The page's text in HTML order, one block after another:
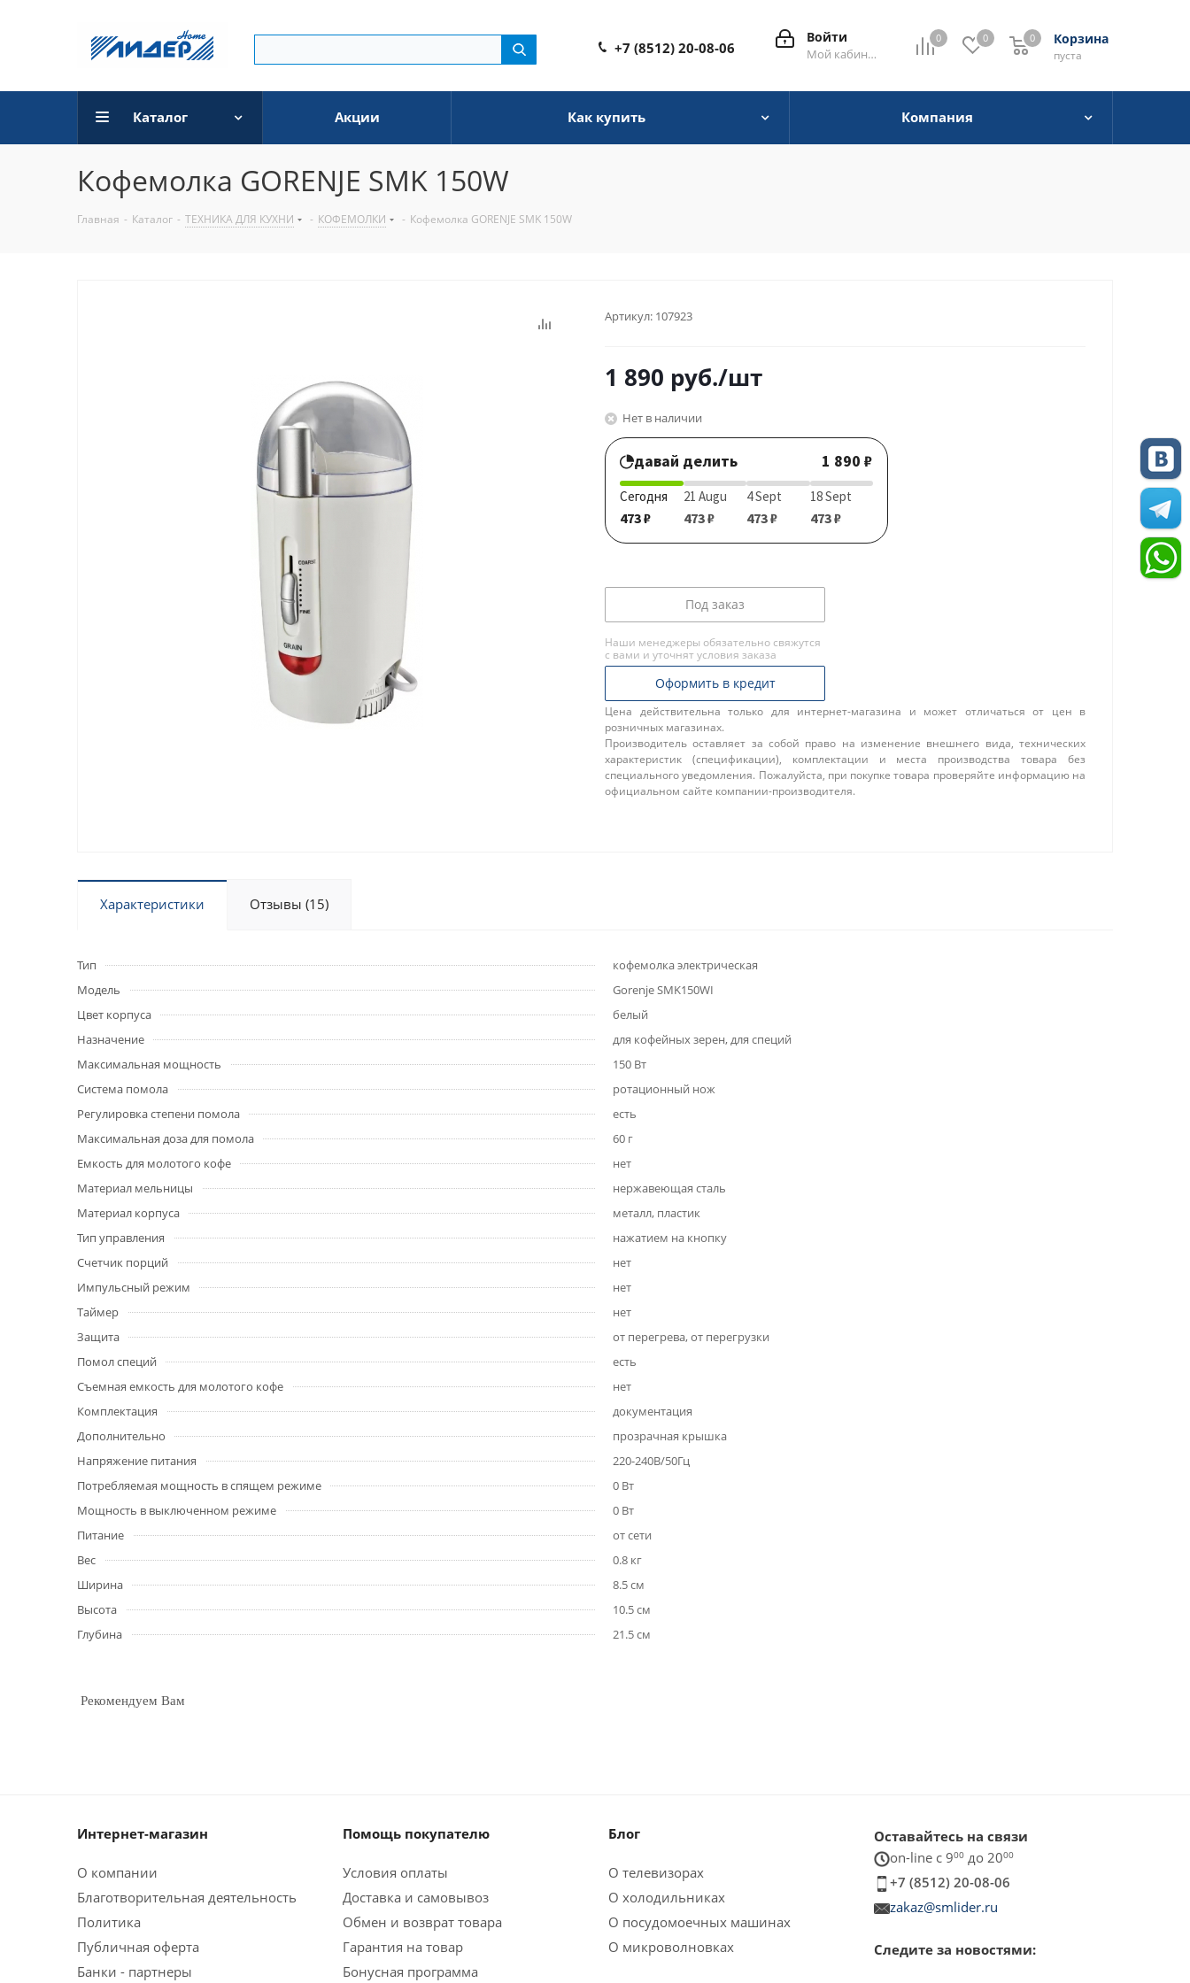
0 0 Корзина
0
пуста
0
Войти
Мой кабинет
+7 (8512) 20-08-06
Каталог Акции Как купить Компания
Кофемолка GORENJE SMK 150W
Главная - Каталог - ТЕХНИКА ДЛЯ КУХНИ - КОФЕМОЛКИ - Кофемолка GORENJE SMK 150W
Артикул: 107923
1 890 руб./шт
Нет в наличии
давай делить 1 890 ₽
Сегодня
473 ₽
21 Augu
473 ₽
4 Sept
473 ₽
18 Sept
473 ₽
Под заказ
Наши менеджеры обязательно свяжутся
с вами и уточнят условия заказа
Оформить в кредит
Цена действительна только для интернет-магазина и может отличаться от цен в
розничных магазинах.
Производитель оставляет за собой право на изменение внешнего вида, технических
характеристик (спецификации), комплектации и места производства товара без
специального уведомления. Пожалуйста, при покупке товара проверяйте информацию на
официальном сайте компании-производителя.
Характеристики Отзывы (15)
Тип
кофемолка электрическая
Модель
Gorenje SMK150WI
Цвет корпуса
белый
Назначение
для кофейных зерен, для специй
Максимальная мощность
150 Вт
Система помола
ротационный нож
Регулировка степени помола
есть
Максимальная доза для помола
60 г
Емкость для молотого кофе
нет
Материал мельницы
нержавеющая сталь
Материал корпуса
металл, пластик
Тип управления
нажатием на кнопку
Счетчик порций
нет
Импульсный режим
нет
Таймер
нет
Защита
от перегрева, от перегрузки
Помол специй
есть
Съемная емкость для молотого кофе
нет
Комплектация
документация
Дополнительно
прозрачная крышка
Напряжение питания
220-240В/50Гц
Потребляемая мощность в спящем режиме
0 Вт
Мощность в выключенном режиме
0 Вт
Питание
от сети
Вес
0.8 кг
Ширина
8.5 см
Высота
10.5 см
Глубина
21.5 см
Рекомендуем Вам
Интернет-магазин
О компании
Благотворительная деятельность
Политика
Публичная оферта
Банки - партнеры
Помощь покупателю
Условия оплаты
Доставка и самовывоз
Обмен и возврат товара
Гарантия на товар
Бонусная программа
Блог
О телевизорах
О холодильниках
О посудомоечных машинах
О микроволновках
Оставайтесь на связи
on-line c 900 до 2000
+7 (8512) 20-08-06
zakaz@smlider.ru
Следите за новостями: